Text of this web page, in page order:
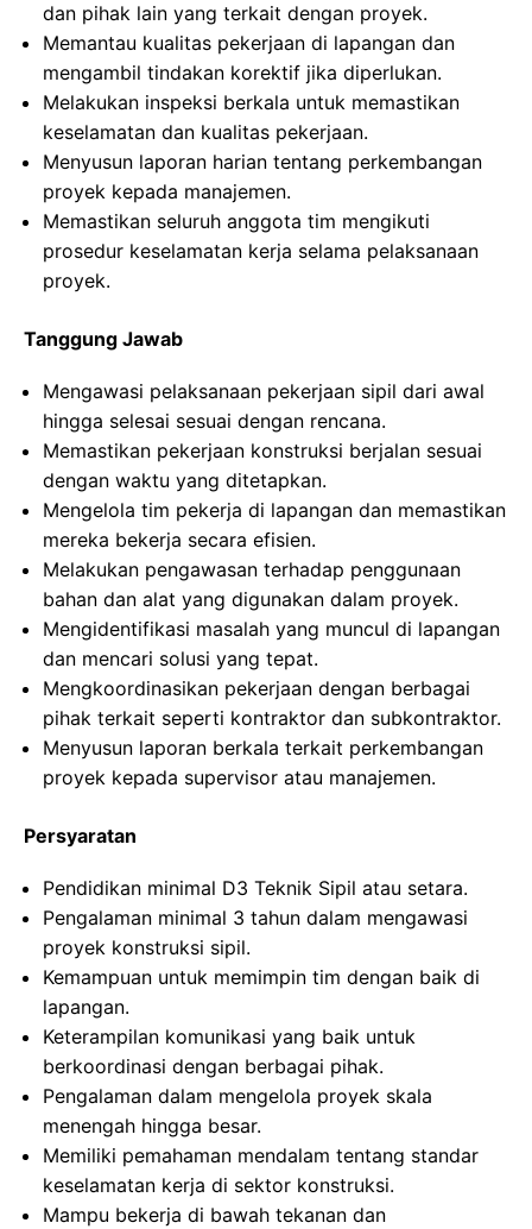
dan pihak lain yang terkait dengan proyek.
Memantau kualitas pekerjaan di lapangan dan
mengambil tindakan korektif jika diperlukan.
Melakukan inspeksi berkala untuk memastikan
keselamatan dan kualitas pekerjaan.
Menyusun laporan harian tentang perkembangan
proyek kepada manajemen.
Memastikan seluruh anggota tim mengikuti
prosedur keselamatan kerja selama pelaksanaan
proyek.
Tanggung Jawab
Mengawasi pelaksanaan pekerjaan sipil dari awal
hingga selesai sesuai dengan rencana.
Memastikan pekerjaan konstruksi berjalan sesuai
dengan waktu yang ditetapkan.
Mengelola tim pekerja di lapangan dan memastikan
mereka bekerja secara efisien.
Melakukan pengawasan terhadap penggunaan
bahan dan alat yang digunakan dalam proyek.
Mengidentifikasi masalah yang muncul di lapangan
dan mencari solusi yang tepat.
Mengkoordinasikan pekerjaan dengan berbagai
pihak terkait seperti kontraktor dan subkontraktor.
Menyusun laporan berkala terkait perkembangan
proyek kepada supervisor atau manajemen.
Persyaratan
Pendidikan minimal D3 Teknik Sipil atau setara.
Pengalaman minimal 3 tahun dalam mengawasi
proyek konstruksi sipil.
Kemampuan untuk memimpin tim dengan baik di
lapangan.
Keterampilan komunikasi yang baik untuk
berkoordinasi dengan berbagai pihak.
Pengalaman dalam mengelola proyek skala
menengah hingga besar.
Memiliki pemahaman mendalam tentang standar
keselamatan kerja di sektor konstruksi.
Mampu bekerja di bawah tekanan dan